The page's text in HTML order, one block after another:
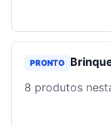
PRONTO
8 produtos